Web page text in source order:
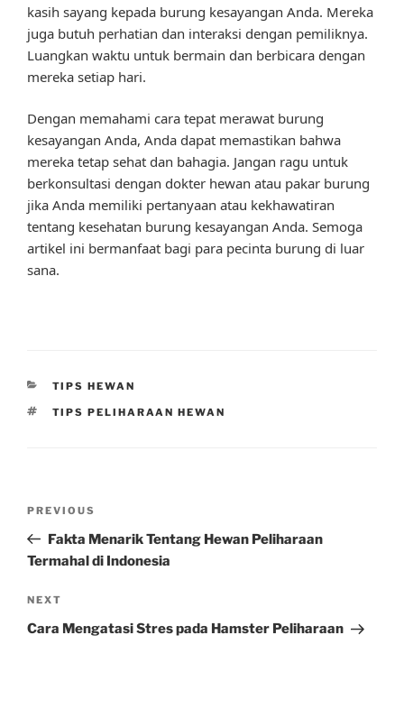
kasih sayang kepada burung kesayangan Anda. Mereka
juga butuh perhatian dan interaksi dengan pemiliknya.
Luangkan waktu untuk bermain dan berbicara dengan
mereka setiap hari.
Dengan memahami cara tepat merawat burung
kesayangan Anda, Anda dapat memastikan bahwa
mereka tetap sehat dan bahagia. Jangan ragu untuk
berkonsultasi dengan dokter hewan atau pakar burung
jika Anda memiliki pertanyaan atau kekhawatiran
tentang kesehatan burung kesayangan Anda. Semoga
artikel ini bermanfaat bagi para pecinta burung di luar
sana.
CATEGORIES
TIPS HEWAN
TAGS
TIPS PELIHARAAN HEWAN
Previous
Post
PREVIOUS
Fakta Menarik Tentang Hewan Peliharaan
Termahal di Indonesia
Next
Post
NEXT
Cara Mengatasi Stres pada Hamster Peliharaan